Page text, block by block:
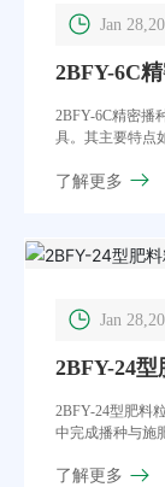
Jan
2BFY-6C
2BFY-6C精密播
具。其主要特点
了解更多
Jan
2BFY-24
2BFY-24型肥料
中完成播种与施
了解更多